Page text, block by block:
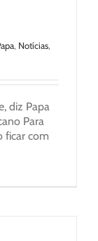
, Notícias,
diz Papa
Para
ficar com